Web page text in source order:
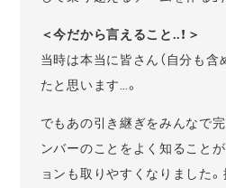
＜今だから言えること..！＞
当時は本当に皆さん（自分も含
たと思います…。
でもあの引き継ぎをみんなで
ンバーのことをよく知ること
ョンも取りやすくなりました